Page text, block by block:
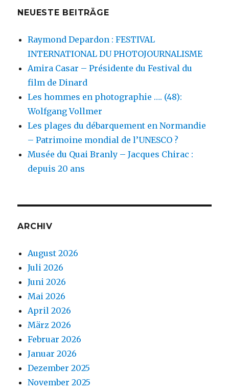
NEUESTE BEITRÄGE
Raymond Depardon : FESTIVAL
INTERNATIONAL DU PHOTOJOURNALISME
Amira Casar – Présidente du Festival du
film de Dinard
Les hommes en photographie …. (48):
Wolfgang Vollmer
Les plages du débarquement en Normandie
– Patrimoine mondial de l’UNESCO ?
Musée du Quai Branly – Jacques Chirac :
depuis 20 ans
ARCHIV
August 2026
Juli 2026
Juni 2026
Mai 2026
April 2026
März 2026
Februar 2026
Januar 2026
Dezember 2025
November 2025